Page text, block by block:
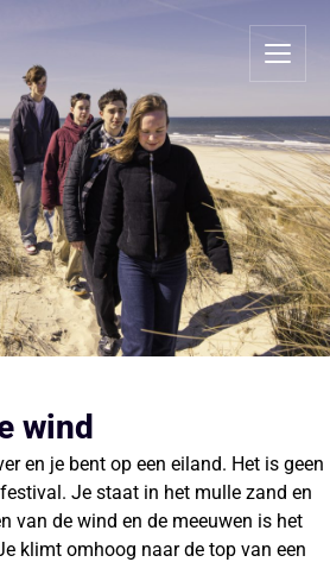
wind
en je bent op een eiland. Het is geen
Je staat in het mulle zand en
van de wind en de meeuwen is het
klimt omhoog naar de top van een